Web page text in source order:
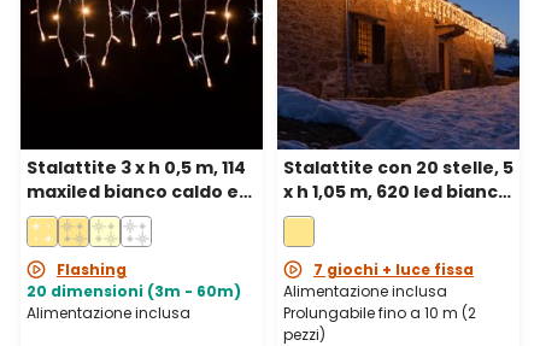
Stalattite 3 x h 0,5 m, 114
maxiled bianco caldo e
bianco freddo,
prolungabile, IP67
Flashing
20 dimensioni (3m - 60m)
Alimentazione inclusa
Stalattite con 20 stelle, 5
x h 1,05 m, 620 led bianco
caldo, prolungabile
7 giochi + luce fissa
Alimentazione inclusa
Prolungabile fino a 10 m (2
pezzi)